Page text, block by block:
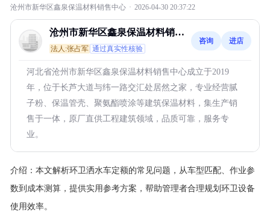
沧州市新华区鑫泉保温材料销售中心 · 2026-04-30 20:37:22
沧州市新华区鑫泉保温材料销售
中心
法人:张占军 通过真实性核验
咨询 进店
河北省沧州市新华区鑫泉保温材料销售中心成立于2019
年，位于长芦大道与纬一路交汇处居然之家，专业经营腻
子粉、保温管壳、聚氨酯喷涂等建筑保温材料，集生产销
售于一体，原厂直供工程建筑领域，品质可靠，服务专
业。
介绍： 本文解析环卫洒水车定额的常见问题，从车型匹配、作业参
数到成本测算，提供实用参考方案，帮助管理者合理规划环卫设备
使用效率。